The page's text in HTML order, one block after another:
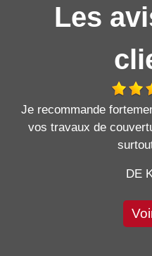
Les
Je recommande
vos travaux de
DE